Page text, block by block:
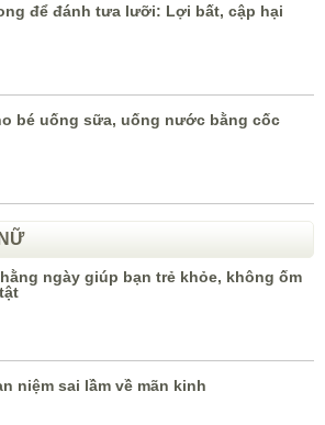
để đánh tưa lưỡi: Lợi bất, cập hại
bé uống sữa, uống nước bằng cốc
ngày giúp bạn trẻ khỏe, không ốm
niệm sai lầm về mãn kinh